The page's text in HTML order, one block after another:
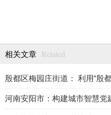
相关文章 Related
殷都区梅园庄街道： 利用“殷
河南安阳市：构建城市智慧党